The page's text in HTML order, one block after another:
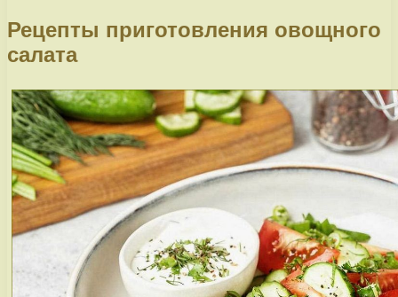
Рецепты приготовления овощного
салата